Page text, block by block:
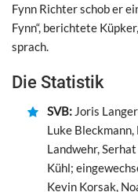
Fynn Richter schob er
Fynn“, berichtete
sprach.
Die Statistik
SVB: Joris
Luke
Landwehr,
Kühl;
Kevin Korsak,